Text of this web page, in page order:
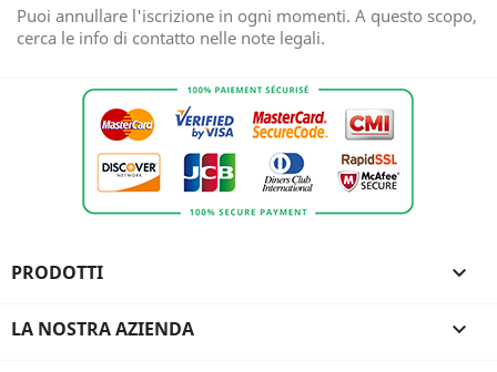
Puoi annullare l'iscrizione in ogni momenti. A questo scopo,
cerca le info di contatto nelle note legali.
PRODOTTI 
LA NOSTRA AZIENDA 